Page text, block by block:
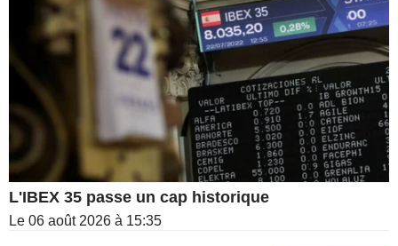
L'IBEX 35 passe un cap historique
Le 06 août 2026 à 15:35